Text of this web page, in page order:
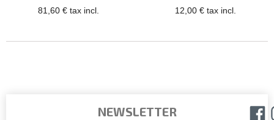
81,60 € tax incl. 12,00 € tax incl.
NEWSLETTER